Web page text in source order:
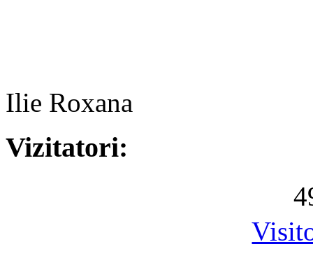
Ilie Roxana
Vizitatori:
4